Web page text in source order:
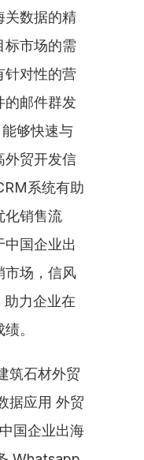
关数据的精
标市场的需
针对性的营
的邮件群发
够快速与
外贸开发信
系统有助
化销售流
中国企业出
市场，信风
助力企业在
。
筑石材外贸
据应用 外贸
国企业出海